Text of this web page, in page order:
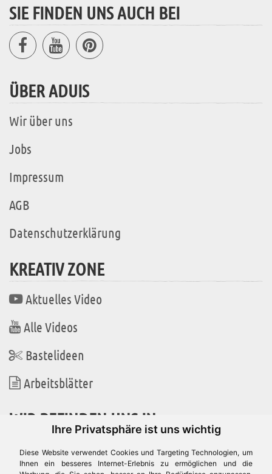
Ihre Privatsphäre ist uns wichtig
Diese Website verwendet Cookies und Targeting Technologien, um
Ihnen ein besseres Internet-Erlebnis zu ermöglichen und die
SIE FINDEN UNS AUCH BEI
ÜBER ADUIS
Wir über uns
Jobs
Impressum
AGB
Datenschutzerklärung
KREATIV ZONE
Aktuelles Video
Alle Videos
Bastelideen
Arbeitsblätter
WIR BEFINDEN UNS IN